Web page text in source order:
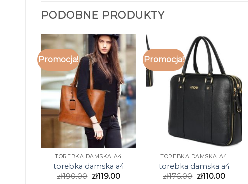
PODOBNE PRODUKTY
Promocja!
TOREBKA DAMSKA A4
torebka damska a4
zł190.00 zł119.00
Promocja!
TOREBKA DAMSKA A4
torebka damska a4
zł176.00 zł110.00